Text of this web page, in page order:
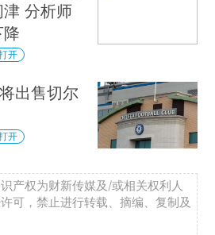
分析师
开
出售切尔
开
产权为财新传媒及/或相关权利人
可，禁止进行转载、摘编、复制及